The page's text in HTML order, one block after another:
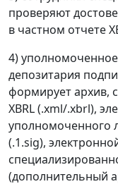
проверяют
в частном отчете
4)
депозитария
формирует архив,
XBRL (.xml/.xbrl),
уполномоченного
(.1.sig),
(дополнительный